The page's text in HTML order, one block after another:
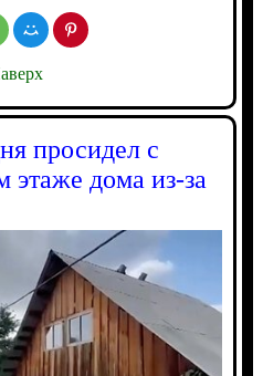
просидел с
этаже дома из-за